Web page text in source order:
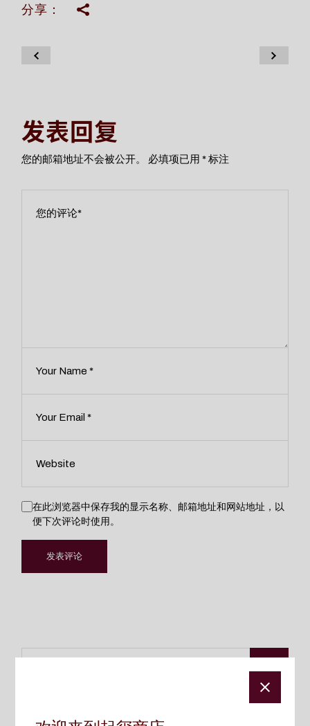
分享：
发表回复
您的邮箱地址不会被公开。 必填项已用*标注
在此浏览器中保存我的显示名称、邮箱地址和网站地址，以
便下次评论时使用。
发表评论
Search